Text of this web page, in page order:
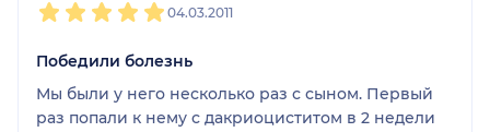
04.03.2011
Победили болезнь
Мы были у него несколько раз с сыном. Первый
раз попали к нему с дакриоциститом в 2 недели